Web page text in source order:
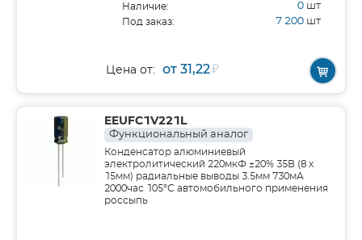
Наличие: 0 шт
Под заказ: 7 200 шт
Цена от: от 31,22₽
EEUFC1V221L
Функциональный аналог
Конденсатор алюминиевый
электролитический 220мкФ ±20% 35В (8 х
15мм) радиальные выводы 3.5мм 730мА
2000час 105°С автомобильного применения
россыпь